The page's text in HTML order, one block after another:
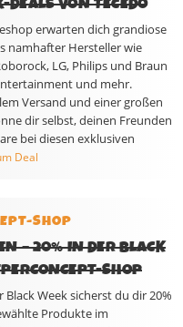
erwarten dich grandiose
namhafter Hersteller wie
LG, Philips und Braun
und mehr.
Versand und einer großen
dir selbst, deinen Freunden
bei diesen exklusiven
Deal
SHOP
– 20% IN DER BLACK
SHOP
Week sicherst du dir 20%
Produkte im